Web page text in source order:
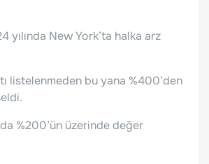
yılında New York’ta halka arz
listelenmeden bu yana %400’den
%200’ün üzerinde değer